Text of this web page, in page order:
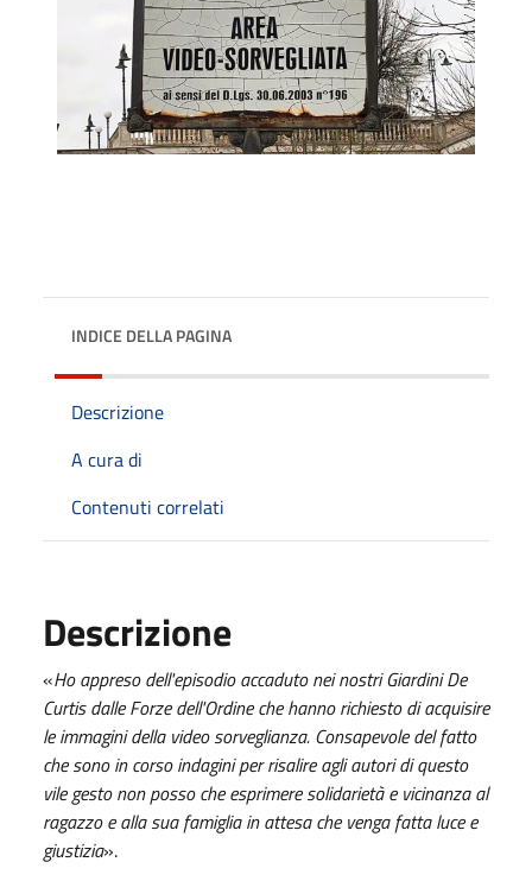
INDICE DELLA PAGINA
Descrizione
A cura di
Contenuti correlati
Descrizione
«Ho appreso dell'episodio accaduto nei nostri Giardini De
Curtis dalle Forze dell'Ordine che hanno richiesto di acquisire
le immagini della video sorveglianza. Consapevole del fatto
che sono in corso indagini per risalire agli autori di questo
vile gesto non posso che esprimere solidarietà e vicinanza al
ragazzo e alla sua famiglia in attesa che venga fatta luce e
giustizia».